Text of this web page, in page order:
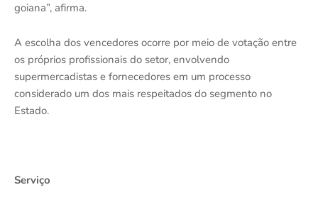
goiana”, afirma.
A escolha dos vencedores ocorre por meio de votação entre
os próprios profissionais do setor, envolvendo
supermercadistas e fornecedores em um processo
considerado um dos mais respeitados do segmento no
Estado.
Serviço